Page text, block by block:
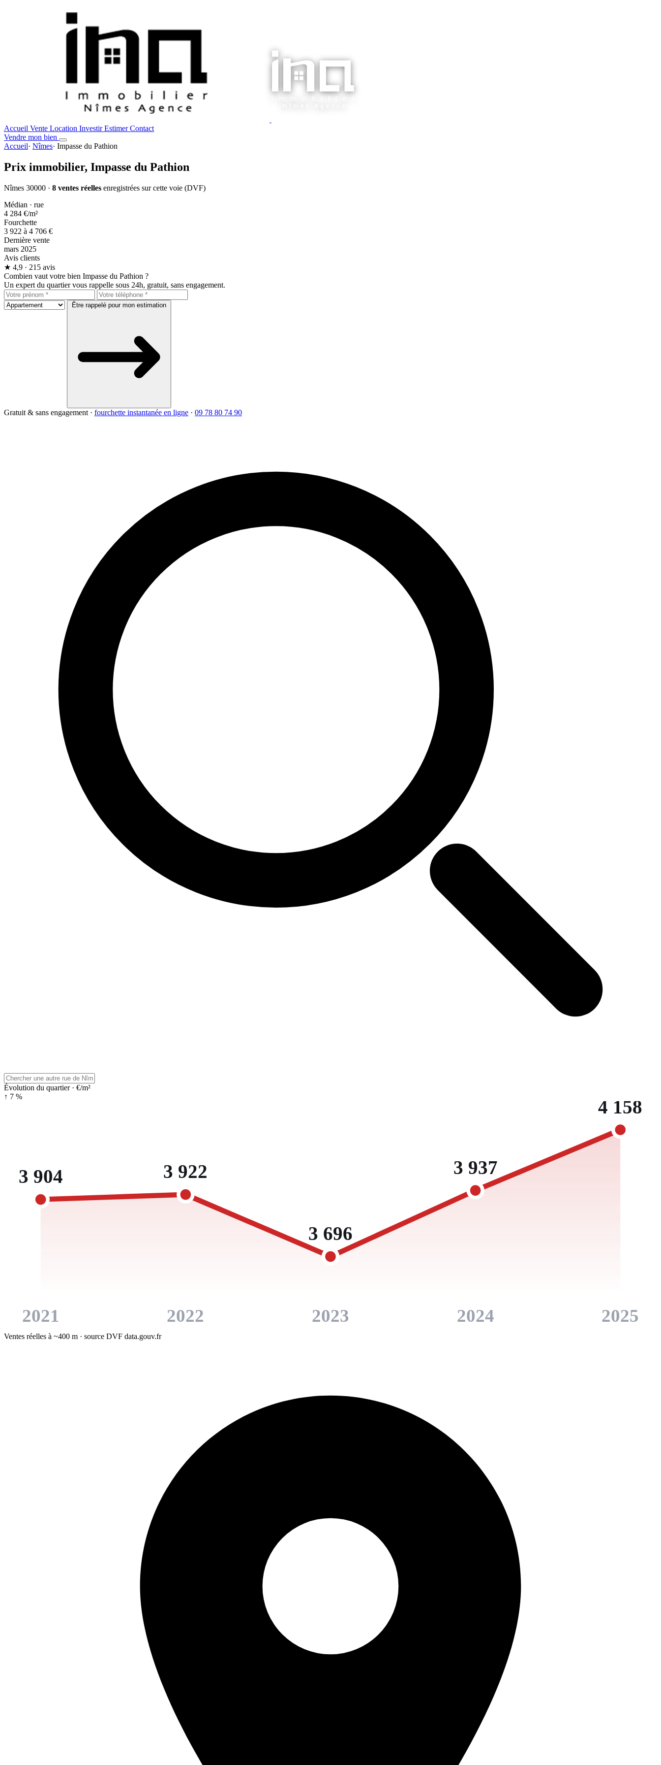
Accueil Vente Location InvestirEstimerContact
Vendre mon bien
Accueil· Nîmes· Impasse du Pathion
Prix immobilier, Impasse du Pathion
Nîmes 30000 · 8 ventes réelles enregistrées sur cette voie (DVF)
Médian · rue
4 284 €/m²
Fourchette
3 922 à 4 706 €
Dernière vente
mars 2025
Avis clients
★ 4,9 · 215 avis
Combien vaut votre bien Impasse du Pathion ?
Un expert du quartier vous rappelle sous 24h, gratuit, sans engagement.
Être rappelé pour mon estimation
Gratuit & sans engagement · fourchette instantanée en ligne · 09 78 80 74 90
Évolution du quartier · €/m²
↑ 7 %
3 904
2021
3 922
2022
3 696
2023
3 937
2024
4 158
2025
Ventes réelles à ~400 m · source DVF data.gouv.fr